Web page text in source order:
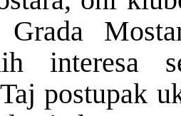
Grada
interesa
postupak